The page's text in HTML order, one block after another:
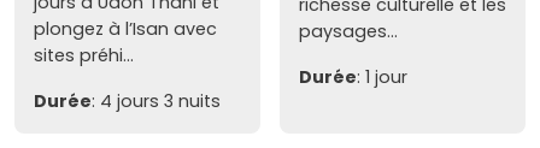
plongez à l’Isan avec
sites préhi...
Durée: 4 jours 3 nuits
paysages...
Durée: 1 jour